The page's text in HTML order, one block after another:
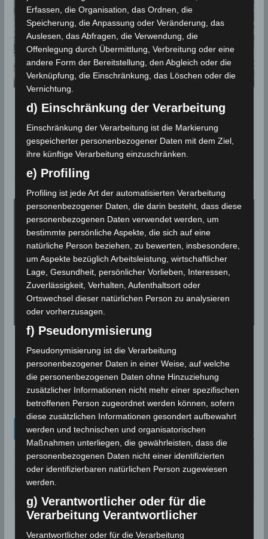
Sintflutartige Regenfälle in Siliana.
Sechsjährige stirbt, erheblicher
Sachschaden
22. Mai 2018
Warnung vor Gewittern im Norden
und in der Mitte von Tunesien ab Mo.,
21. Mai 2018, 14 Uhr
21. Mai 2018
Kalenderblatt Neu
Keine Beiträge für dieses Datum gefunden.
Erfassen, die Organisation, das Ordnen, die
Speicherung, die Anpassung oder Veränderung, das
Auslesen, das Abfragen, die Verwendung, die
Offenlegung durch Übermittlung, Verbreitung oder eine
andere Form der Bereitstellung, den Abgleich oder die
Verknüpfung, die Einschränkung, das Löschen oder die
Vernichtung.
d) Einschränkung der Verarbeitung
Einschränkung der Verarbeitung ist die Markierung
gespeicherter personenbezogener Daten mit dem Ziel,
ihre künftige Verarbeitung einzuschränken.
e) Profiling
Profiling ist jede Art der automatisierten Verarbeitung
personenbezogener Daten, die darin besteht, dass diese
personenbezogenen Daten verwendet werden, um
bestimmte persönliche Aspekte, die sich auf eine
natürliche Person beziehen, zu bewerten, insbesondere,
um Aspekte bezüglich Arbeitsleistung, wirtschaftlicher
Lage, Gesundheit, persönlicher Vorlieben, Interessen,
Zuverlässigkeit, Verhalten, Aufenthaltsort oder
Ortswechsel dieser natürlichen Person zu analysieren
oder vorherzusagen.
f) Pseudonymisierung
Pseudonymisierung ist die Verarbeitung
personenbezogener Daten in einer Weise, auf welche
die personenbezogenen Daten ohne Hinzuziehung
zusätzlicher Informationen nicht mehr einer spezifischen
betroffenen Person zugeordnet werden können, sofern
diese zusätzlichen Informationen gesondert aufbewahrt
werden und technischen und organisatorischen
Maßnahmen unterliegen, die gewährleisten, dass die
personenbezogenen Daten nicht einer identifizierten
oder identifizierbaren natürlichen Person zugewiesen
werden.
g) Verantwortlicher oder für die
Verarbeitung Verantwortlicher
Verantwortlicher oder für die Verarbeitung